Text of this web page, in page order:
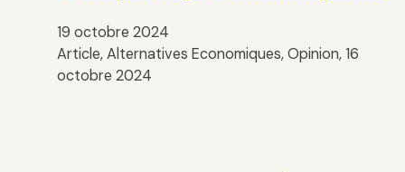
19 octobre 2024
Article, Alternatives Economiques, Opinion, 16
octobre 2024